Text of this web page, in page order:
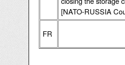
[NATO-RUSSIA
FR